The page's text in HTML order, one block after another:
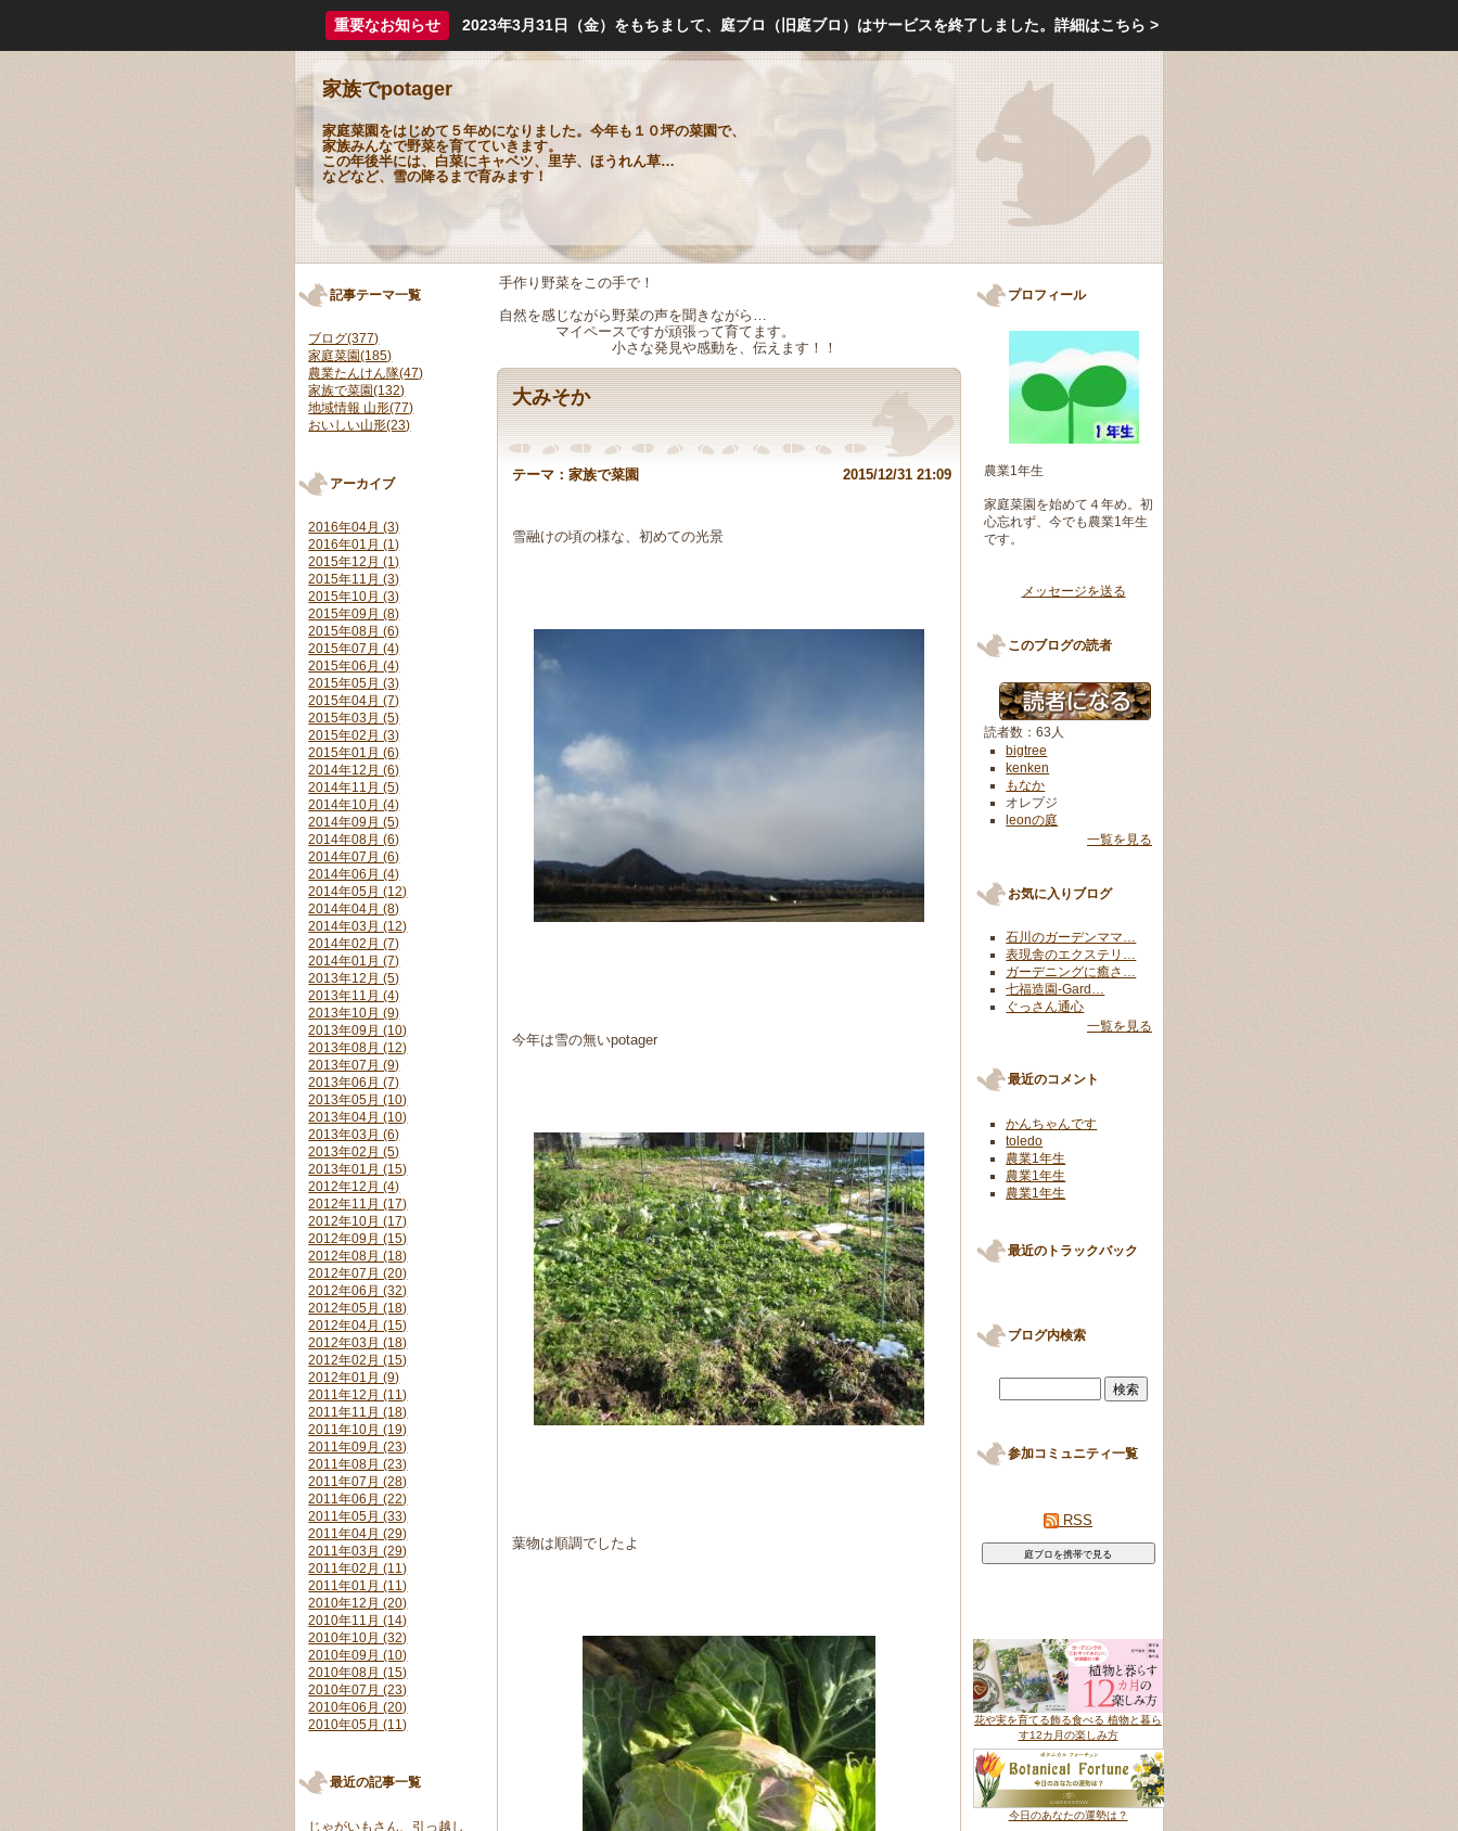
重要なお知らせ 2023年3月31日（金）をもちまして、庭ブロ（旧庭ブロ）はサービスを終了しました。 詳細はこちら >
家族でpotager
家庭菜園をはじめて５年めになりました。今年も１０坪の菜園で、
家族みんなで野菜を育てていきます。
この年後半には、白菜にキャベツ、里芋、ほうれん草…
などなど、雪の降るまで育みます！
手作り野菜をこの手で！
自然を感じながら野菜の声を聞きながら…
マイペースですが頑張って育てます。
小さな発見や感動を、伝えます！！
大みそか
テーマ： 家族で菜園 2015/12/31 21:09
雪融けの頃の様な、初めての光景
今年は雪の無いpotager
葉物は順調でしたよ
記事テーマ一覧
ブログ(377)
家庭菜園(185)
農業たんけん隊(47)
家族で菜園(132)
地域情報 山形(77)
おいしい山形(23)
アーカイブ
2016年04月 (3)
2016年01月 (1)
2015年12月 (1)
2015年11月 (3)
2015年10月 (3)
2015年09月 (8)
2015年08月 (6)
2015年07月 (4)
2015年06月 (4)
2015年05月 (3)
2015年04月 (7)
2015年03月 (5)
2015年02月 (3)
2015年01月 (6)
2014年12月 (6)
2014年11月 (5)
2014年10月 (4)
2014年09月 (5)
2014年08月 (6)
2014年07月 (6)
2014年06月 (4)
2014年05月 (12)
2014年04月 (8)
2014年03月 (12)
2014年02月 (7)
2014年01月 (7)
2013年12月 (5)
2013年11月 (4)
2013年10月 (9)
2013年09月 (10)
2013年08月 (12)
2013年07月 (9)
2013年06月 (7)
2013年05月 (10)
2013年04月 (10)
2013年03月 (6)
2013年02月 (5)
2013年01月 (15)
2012年12月 (4)
2012年11月 (17)
2012年10月 (17)
2012年09月 (15)
2012年08月 (18)
2012年07月 (20)
2012年06月 (32)
2012年05月 (18)
2012年04月 (15)
2012年03月 (18)
2012年02月 (15)
2012年01月 (9)
2011年12月 (11)
2011年11月 (18)
2011年10月 (19)
2011年09月 (23)
2011年08月 (23)
2011年07月 (28)
2011年06月 (22)
2011年05月 (33)
2011年04月 (29)
2011年03月 (29)
2011年02月 (11)
2011年01月 (11)
2010年12月 (20)
2010年11月 (14)
2010年10月 (32)
2010年09月 (10)
2010年08月 (15)
2010年07月 (23)
2010年06月 (20)
2010年05月 (11)
最近の記事一覧
じゃがいもさん、引っ越し
プロフィール
農業1年生
家庭菜園を始めて４年め。初
心忘れず、今でも農業1年生
です。
メッセージを送る
このブログの読者
読者数：63人
bigtree
kenken
もなか
オレプジ
leonの庭
一覧を見る
お気に入りブログ
石川のガーデンママ…
表現舎のエクステリ…
ガーデニングに癒さ…
七福造園-Gard…
ぐっさん通心
一覧を見る
最近のコメント
かんちゃんです
toledo
農業1年生
農業1年生
農業1年生
最近のトラックバック
ブログ内検索
参加コミュニティ一覧
RSS
花や実を育てる飾る食べる 植物と暮ら
す12カ月の楽しみ方
今日のあなたの運勢は？